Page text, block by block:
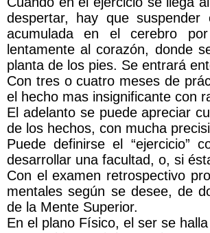
despertar, hay que
acumulada en el cerebro
lentamente al corazón, donde
planta de los pies. Se entrará
Con tres o cuatro meses de
el hecho mas insignificante con
El adelanto se puede apreciar
de los hechos, con mucha
Puede definirse el “ejercicio”
desarrollar una facultad, o, si
Con el examen retrospectivo
mentales según se desee, de
de la Mente Superior.
En el plano Físico, el ser se